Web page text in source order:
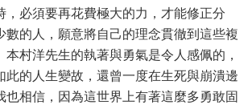
，必須要再花費極大的力，才能修正分
數的人，願意將自己的理念貫徹到這些複
本村洋先生的執著與勇氣是令人感佩的，
此的人生變故，還曾一度在生死與崩潰邊
也相信，因為這世界上有著這麼多勇敢固